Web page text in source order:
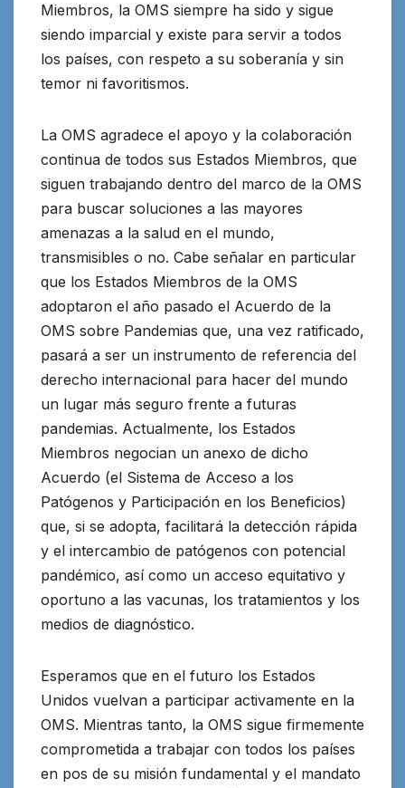
Miembros, la OMS siempre ha sido y sigue
siendo imparcial y existe para servir a todos
los países, con respeto a su soberanía y sin
temor ni favoritismos.
La OMS agradece el apoyo y la colaboración
continua de todos sus Estados Miembros, que
siguen trabajando dentro del marco de la OMS
para buscar soluciones a las mayores
amenazas a la salud en el mundo,
transmisibles o no. Cabe señalar en particular
que los Estados Miembros de la OMS
adoptaron el año pasado el Acuerdo de la
OMS sobre Pandemias que, una vez ratificado,
pasará a ser un instrumento de referencia del
derecho internacional para hacer del mundo
un lugar más seguro frente a futuras
pandemias. Actualmente, los Estados
Miembros negocian un anexo de dicho
Acuerdo (el Sistema de Acceso a los
Patógenos y Participación en los Beneficios)
que, si se adopta, facilitará la detección rápida
y el intercambio de patógenos con potencial
pandémico, así como un acceso equitativo y
oportuno a las vacunas, los tratamientos y los
medios de diagnóstico.
Esperamos que en el futuro los Estados
Unidos vuelvan a participar activamente en la
OMS. Mientras tanto, la OMS sigue firmemente
comprometida a trabajar con todos los países
en pos de su misión fundamental y el mandato